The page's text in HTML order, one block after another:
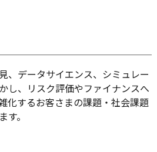
、データサイエンス、シミュレー
し、リスク評価やファイナンスへ
化するお客さまの課題・社会課題
す。